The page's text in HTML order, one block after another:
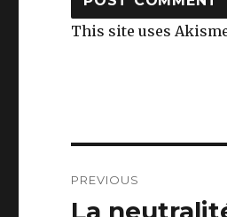
This site uses
navigation
PREVIOUS
Previous
La